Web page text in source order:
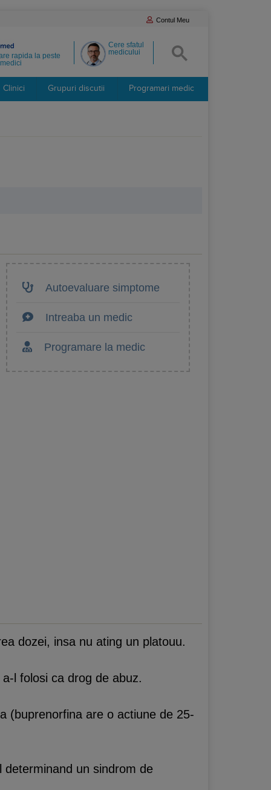
Contul Meu
Cere sfatul
medicului
rapida la peste
Clinici Grupuri discutii Programari medic
Autoevaluare simptome
Intreaba un medic
Programare la medic
dozei, insa nu ating un platouu.
l folosi ca drog de abuz.
(buprenorfina are o actiune de 25-
un sindrom de